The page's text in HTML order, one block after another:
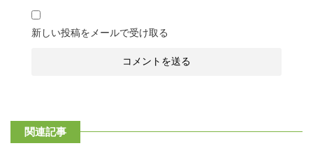
新しい投稿をメールで受け取る
関連記事